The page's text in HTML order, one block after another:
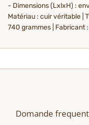
- Dimensions (LxlxH) :
Matériau : cuir véritable |
740 grammes | Fabricant :
Domande